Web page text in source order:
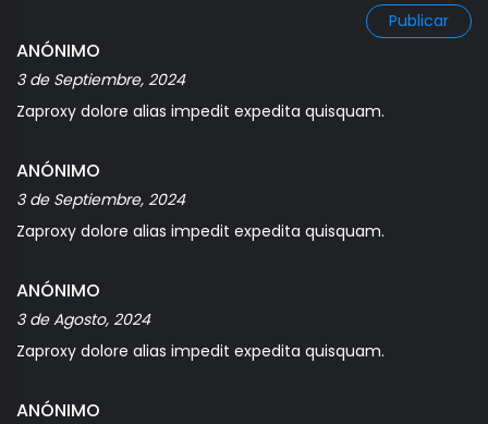
Publicar
ANÓNIMO
3 de Septiembre, 2024
Zaproxy dolore alias impedit expedita quisquam.
ANÓNIMO
3 de Septiembre, 2024
Zaproxy dolore alias impedit expedita quisquam.
ANÓNIMO
3 de Agosto, 2024
Zaproxy dolore alias impedit expedita quisquam.
ANÓNIMO